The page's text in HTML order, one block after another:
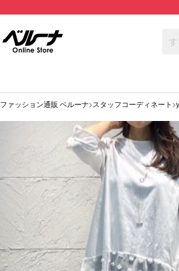
ファッション通販 ベルーナ スタッフコーディネート